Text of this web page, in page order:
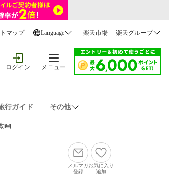
マップ Language 楽天市場 楽天グループ
ログイン メニュー
行ガイド その他
画
メルマガ
登録
お気に入り
追加